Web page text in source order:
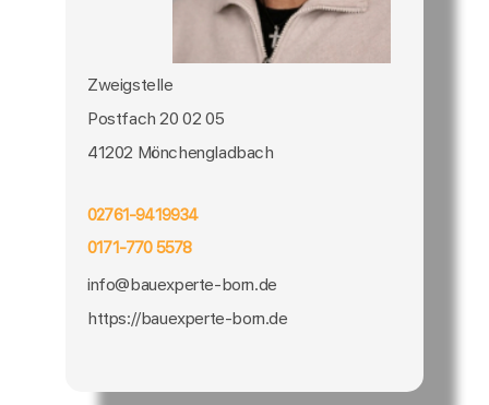
Zweigstelle
Postfach 20 02 05
41202 Mönchengladbach
02761-9419934
0171-770 5578
info@bauexperte-born.de
https://bauexperte-born.de